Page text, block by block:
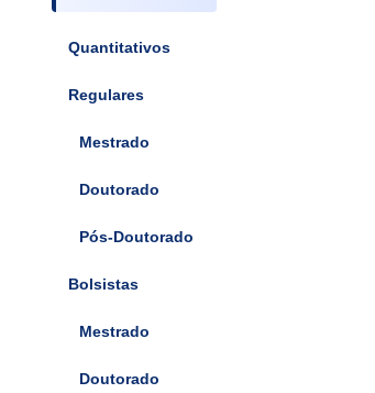
Quantitativos
Regulares
Mestrado
Doutorado
Pós-Doutorado
Bolsistas
Mestrado
Doutorado